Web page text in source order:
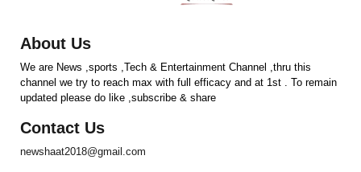
About Us
We are News ,sports ,Tech & Entertainment Channel ,thru this
channel we try to reach max with full efficacy and at 1st . To remain
updated please do like ,subscribe & share
Contact Us
newshaat2018@gmail.com